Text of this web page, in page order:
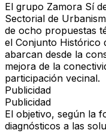
El grupo Zamora Sí
Sectorial de
de ocho propuestas
el Conjunto Histórico
abarcan desde la
mejora de la
participación vecinal.
Publicidad
Publicidad
El objetivo, según la
diagnósticos a las